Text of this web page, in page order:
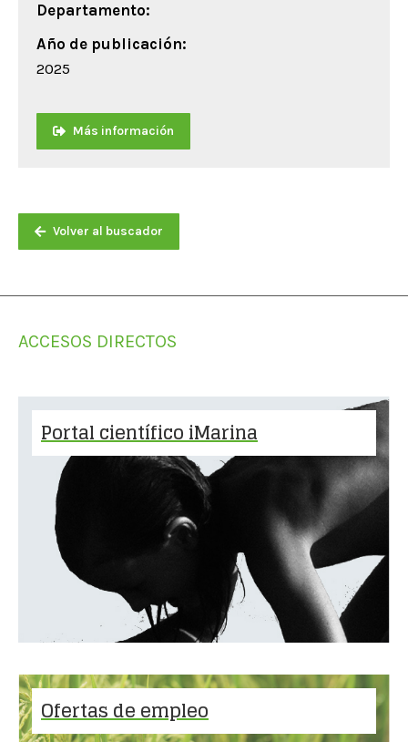
Departamento:
Año de publicación:
2025
Más información
Volver al buscador
ACCESOS DIRECTOS
Portal científico iMarina
Ofertas de empleo